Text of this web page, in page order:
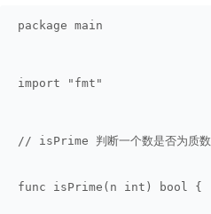
package main
import "fmt"
// isPrime 判断一个数是否为质数
func isPrime(n int) bool {